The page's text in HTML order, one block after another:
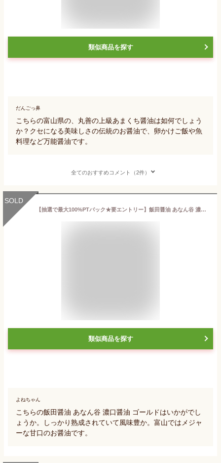
類似商品を探す
だんごっ鼻
こちらの富山県の、丸善の上級あまくち醤油は如何でしょう
か？クセになる美味しさの伝統のお醤油で、卵かけご飯や魚
料理など万能醤油です。
全てのおすすめコメント（2件）
SOLD
【抽選で最大100%PTバック★要エントリー】飯田醤油 あなん谷 濃口醤油 ゴールド(甘天) 1.0L 穴の谷 霊水 あなんたん 富山 上市 こいくち 甘口 あまくち 金 金ラベル 上級 ゴールド 調味料
類似商品を探す
よねちゃん
こちらの飯田醤油 あなん谷 濃口醤油 ゴールドはいかがでし
ょうか。しっかり熟成されていて風味豊か。富山ではメジャ
ーな甘口のお醤油です。